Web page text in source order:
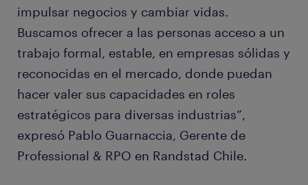
impulsar negocios y cambiar vidas.
Buscamos ofrecer a las personas acceso a un
trabajo formal, estable, en empresas sólidas y
reconocidas en el mercado, donde puedan
hacer valer sus capacidades en roles
estratégicos para diversas industrias”,
expresó Pablo Guarnaccia, Gerente de
Professional & RPO en Randstad Chile.